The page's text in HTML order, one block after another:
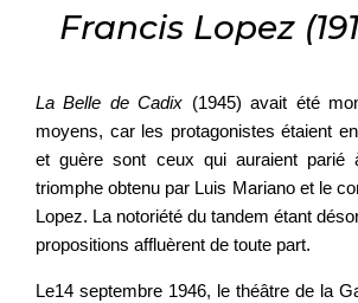
Francis Lopez
La Belle de Cadix (1945) avait été
moyens, car les protagonistes étaient
et guère sont ceux qui auraient parié
triomphe obtenu par Luis Mariano et le
Lopez. La notoriété du tandem étant
propositions affluèrent de toute part.
Le14 septembre 1946, le théâtre de la